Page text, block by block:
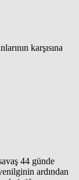
44 günde
ardından